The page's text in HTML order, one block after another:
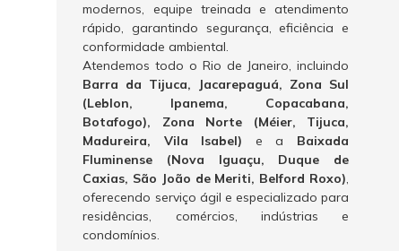
modernos, equipe treinada e atendimento
rápido, garantindo segurança, eficiência e
conformidade ambiental.
Atendemos todo o Rio de Janeiro, incluindo
Barra da Tijuca, Jacarepaguá, Zona Sul
(Leblon, Ipanema, Copacabana,
Botafogo), Zona Norte (Méier, Tijuca,
Madureira, Vila Isabel) e a Baixada
Fluminense (Nova Iguaçu, Duque de
Caxias, São João de Meriti, Belford Roxo),
oferecendo serviço ágil e especializado para
residências, comércios, indústrias e
condomínios.